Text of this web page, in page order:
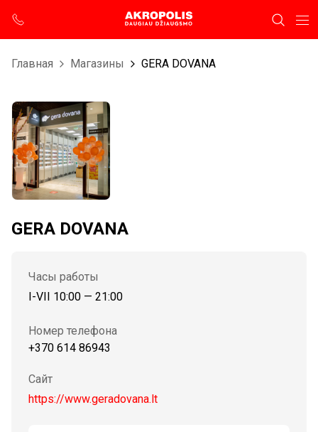
Главная Магазины GERA DOVANA
GERA DOVANA
Часы работы
I-VII 10:00 — 21:00
Номер телефона
+370 614 86943
Сайт
https://www.geradovana.lt